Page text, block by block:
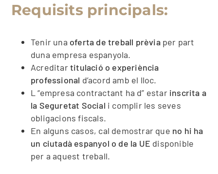
Requisits principals:
Tenir una oferta de treball prèviaper part
duna empresa espanyola.
Acreditartitulació o experiència
professional d’acord amb el lloc.
L “empresa contractant ha d” estar inscrita a
la Seguretat Social i complir les seves
obligacions fiscals.
En alguns casos, cal demostrar que no hi ha
un ciutadà espanyol o de la UE disponible
per a aquest treball.